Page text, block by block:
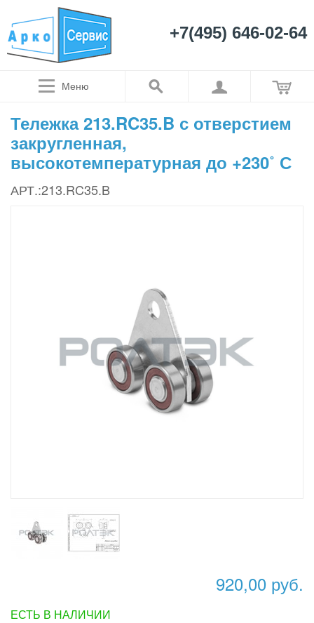
+7(495) 646-02-64
Меню
Тележка 213.RC35.B с отверстием
закругленная,
высокотемпературная до +230˚ С
АРТ.:213.RC35.B
920,00 руб.
ЕСТЬ В НАЛИЧИИ